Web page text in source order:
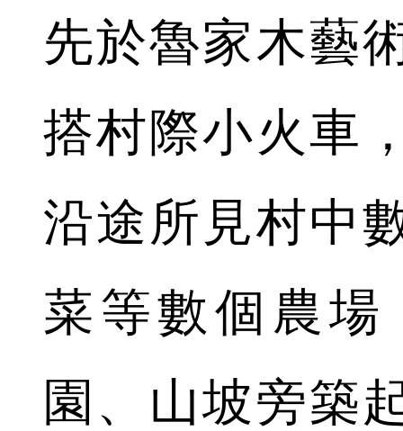
先於魯家木藝
搭村際小火車
沿途所見村中
菜等數個農
園、山坡旁築